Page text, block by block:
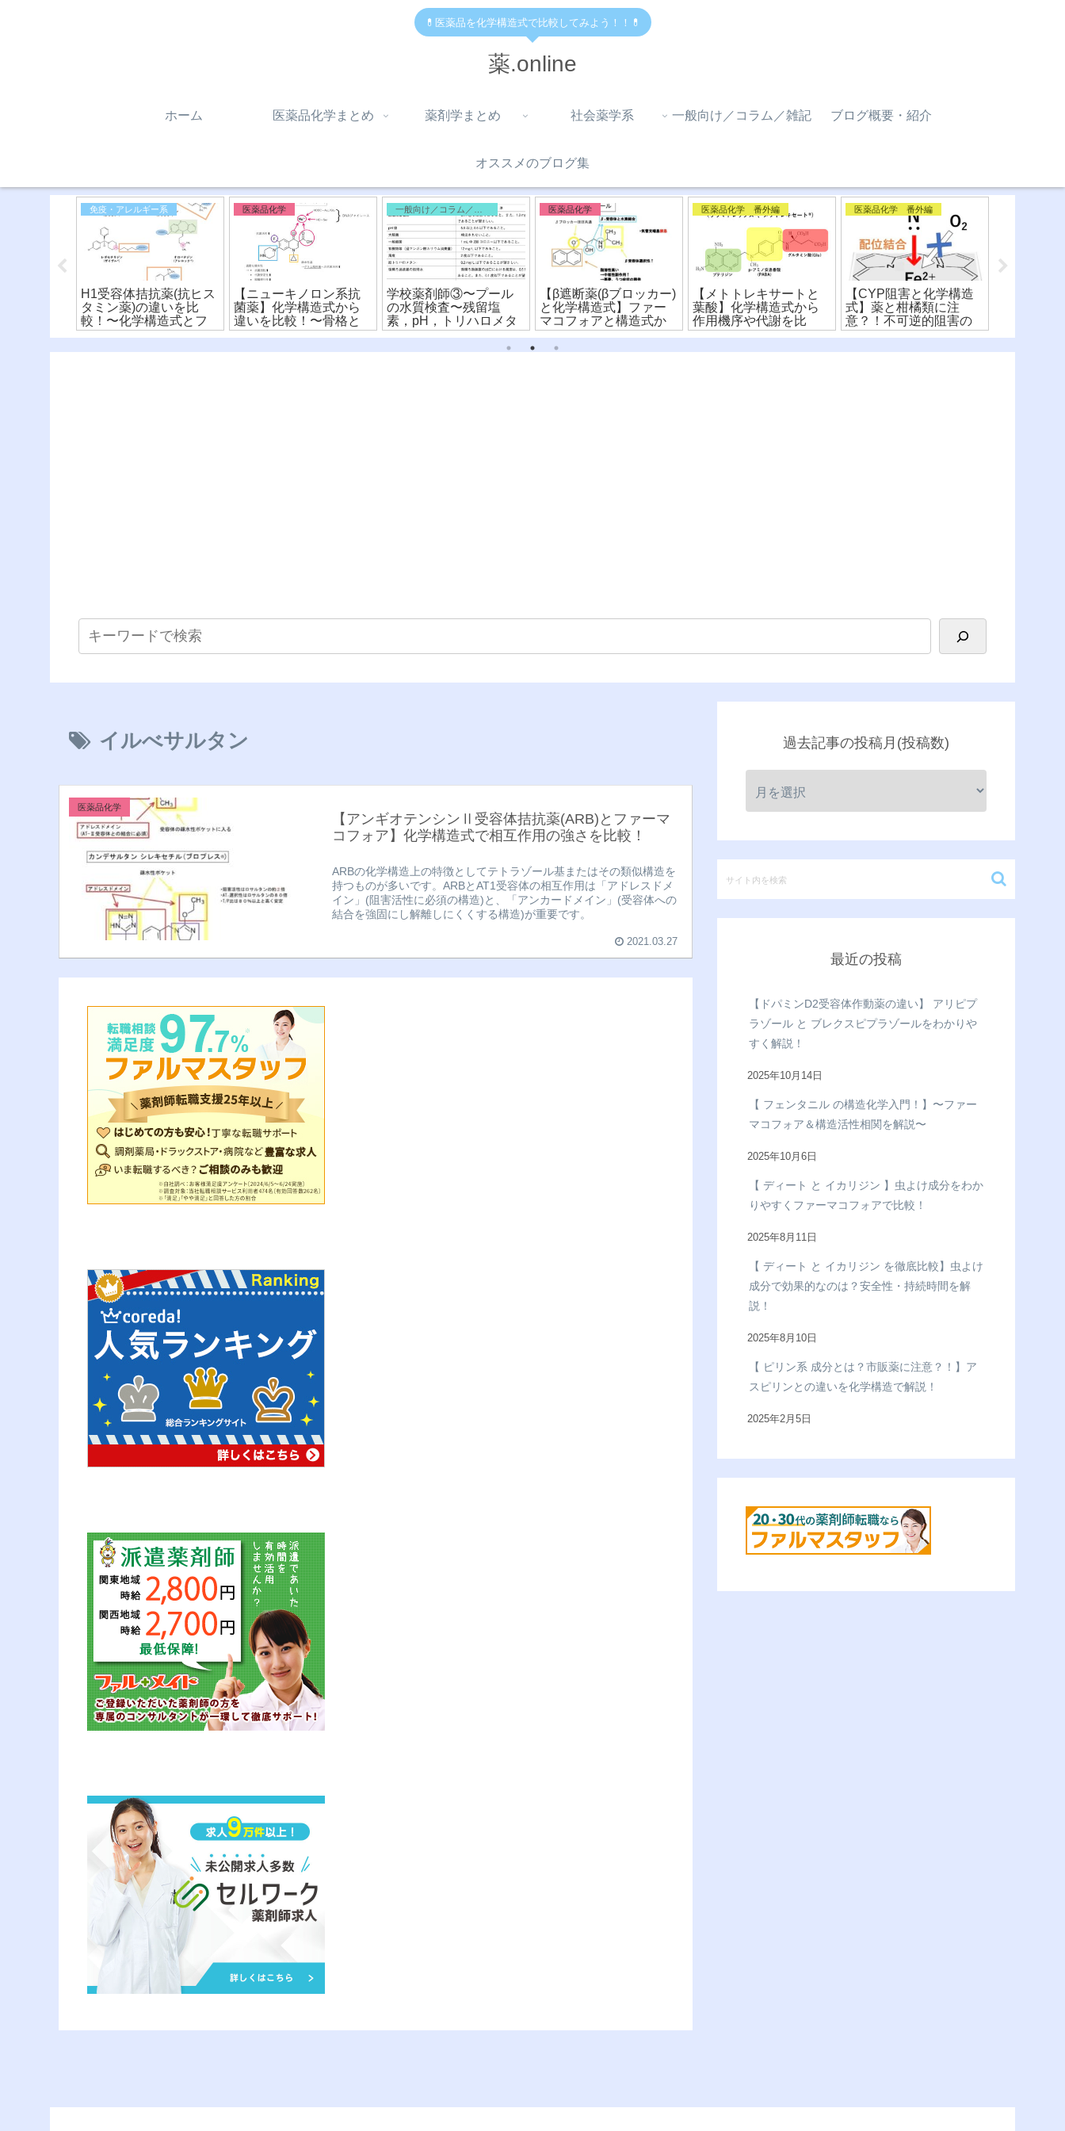
💊医薬品を化学構造式で比較してみよう！！💊
薬.online
ホーム 医薬品化学まとめ 薬剤学まとめ 社会薬学系 一般向け／コラム／雑記 ブログ概要・紹介
オススメのブログ集
免疫・アレルギー系
H1受容体拮抗薬(抗ヒス
タミン薬)の違いを比
較！〜化学構造式とフ
ァーマコフォア〜(※有
医薬品化学
【ニューキノロン系抗
菌薬】化学構造式から
違いを比較！〜骨格と
構造活性相関〜
学校薬剤師③〜プール
の水質検査〜残留塩
素，pH，トリハロメタ
ン，細菌
医薬品化学
【β遮断薬(βブロッカー)
と化学構造式】ファー
マコフォアと構造式か
ら薬剤を比較！
医薬品化学 番外編
【メトトレキサートと
葉酸】化学構造式から
作用機序や代謝を比
較！〜ファーマコフォ
医薬品化学 番外編
【CYP阻害と化学構造
式】薬と柑橘類に注
意？！不可逆的阻害の
メカニズムを解説！
イルべサルタン
医薬品化学
【アンギオテンシンⅡ受容体拮抗薬(ARB)とファーマ
コフォア】化学構造式で相互作用の強さを比較！
ARBの化学構造上の特徴としてテトラゾール基またはその類似構造を
持つものが多いです。ARBとAT1受容体の相互作用は「アドレスドメ
イン」(阻害活性に必須の構造)と、「アンカードメイン」(受容体への
結合を強固にし解離しにくくする構造)が重要です。
2021.03.27
過去記事の投稿月(投稿数)
最近の投稿
【ドパミンD2受容体作動薬の違い】 アリピプ
ラゾール と ブレクスピプラゾールをわかりや
すく解説！
2025年10月14日
【 フェンタニル の構造化学入門！】〜ファー
マコフォア＆構造活性相関を解説〜
2025年10月6日
【 ディート と イカリジン 】虫よけ成分をわか
りやすくファーマコフォアで比較！
2025年8月11日
【 ディート と イカリジン を徹底比較】虫よけ
成分で効果的なのは？安全性・持続時間を解
説！
2025年8月10日
【 ピリン系 成分とは？市販薬に注意？！】ア
スピリンとの違いを化学構造で解説！
2025年2月5日